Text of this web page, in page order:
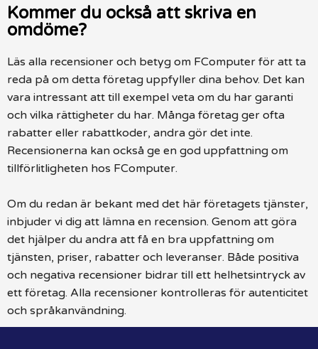
Kommer du också att skriva en
omdöme?
Läs alla recensioner och betyg om FComputer för att ta
reda på om detta företag uppfyller dina behov. Det kan
vara intressant att till exempel veta om du har garanti
och vilka rättigheter du har. Många företag ger ofta
rabatter eller rabattkoder, andra gör det inte.
Recensionerna kan också ge en god uppfattning om
tillförlitligheten hos FComputer.
Om du redan är bekant med det här företagets tjänster,
inbjuder vi dig att lämna en recension. Genom att göra
det hjälper du andra att få en bra uppfattning om
tjänsten, priser, rabatter och leveranser. Både positiva
och negativa recensioner bidrar till ett helhetsintryck av
ett företag. Alla recensioner kontrolleras för autenticitet
och språkanvändning.